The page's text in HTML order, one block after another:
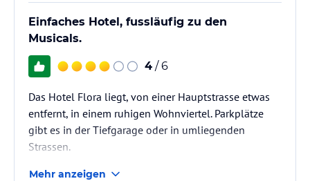
Einfaches Hotel, fussläufig zu den
Musicals.
4 / 6
Das Hotel Flora liegt, von einer Hauptstrasse etwas
entfernt, in einem ruhigen Wohnviertel. Parkplätze
gibt es in der Tiefgarage oder in umliegenden
Strassen.
Mehr anzeigen